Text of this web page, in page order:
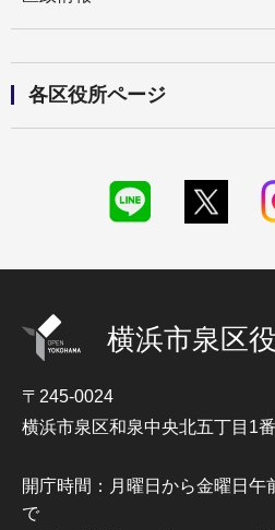
各区役所ページ
横浜市泉区
〒245-0024
横浜市泉区和泉中央北五丁目1
開庁時間：月曜日から金曜日午
で